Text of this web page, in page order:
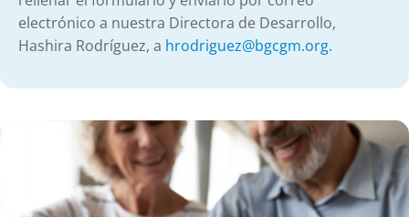
electrónico a nuestra Directora de Desarrollo,
Hashira Rodríguez, a hrodriguez@bgcgm.org.